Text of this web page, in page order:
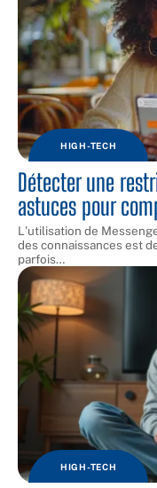
HIGH-TECH
Détecter une
astuces pour
L'utilisation de
des connaissances est
parfois…
HIGH-TECH